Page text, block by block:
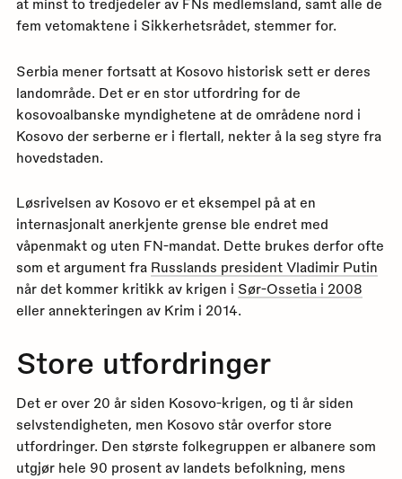
at minst to tredjedeler av FNs medlemsland, samt alle de
fem vetomaktene i Sikkerhetsrådet, stemmer for.
Serbia mener fortsatt at Kosovo historisk sett er deres
landområde. Det er en stor utfordring for de
kosovoalbanske myndighetene at de områdene nord i
Kosovo der serberne er i flertall, nekter å la seg styre fra
hovedstaden.
Løsrivelsen av Kosovo er et eksempel på at en
internasjonalt anerkjente grense ble endret med
våpenmakt og uten FN-mandat. Dette brukes derfor ofte
som et argument fra Russlands president Vladimir Putin
når det kommer kritikk av krigen i Sør-Ossetia i 2008
eller annekteringen av Krim i 2014.
Store utfordringer
Det er over 20 år siden Kosovo-krigen, og ti år siden
selvstendigheten, men Kosovo står overfor store
utfordringer. Den største folkegruppen er albanere som
utgjør hele 90 prosent av landets befolkning, mens